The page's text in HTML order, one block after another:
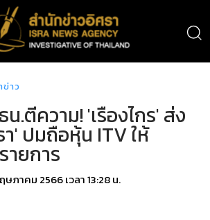
ข่าว
.ตีความ! 'เรืองไกร' ส่ง
' ปมถือหุ้น ITV ให้
ายการ
ภาคม 2566 เวลา 13:28 น.